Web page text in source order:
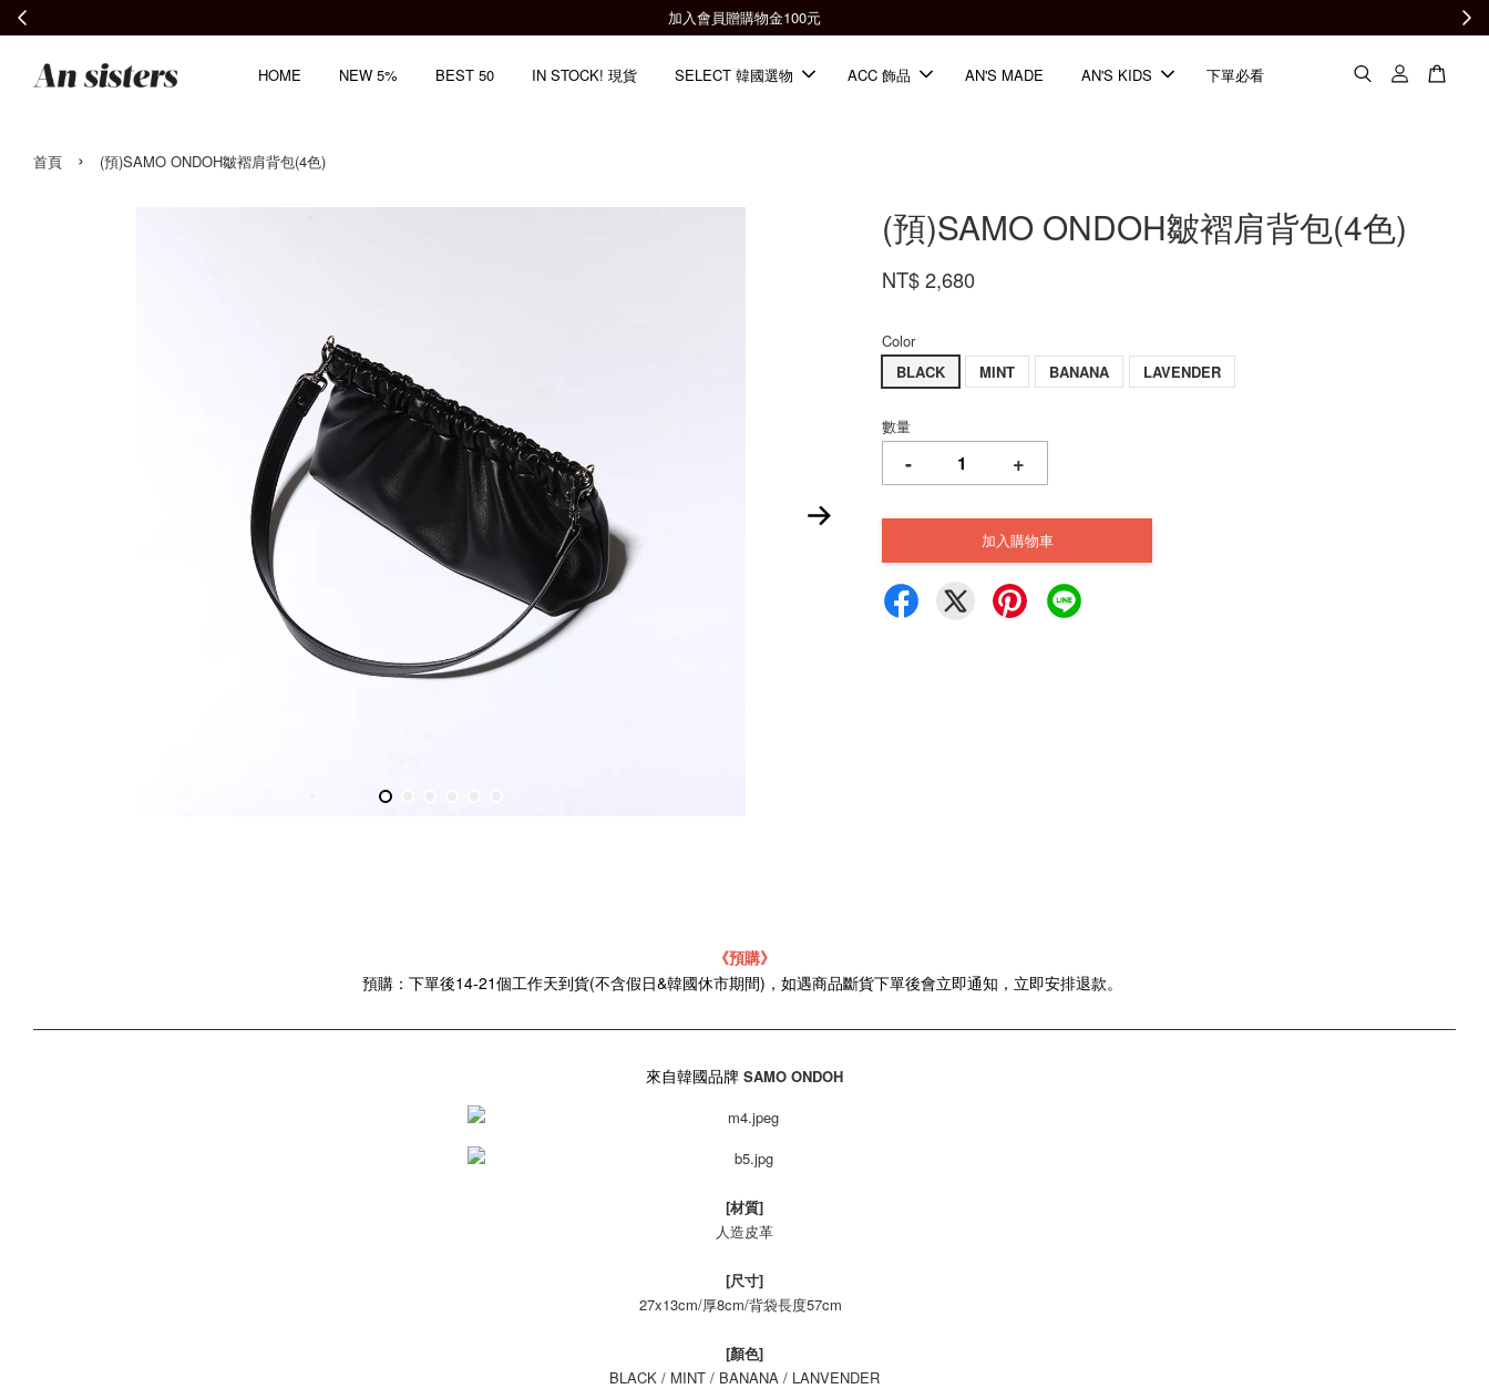
全館滿2000免運📦
HOME NEW 5% BEST 50 IN STOCK! 現貨 SELECT 韓國選物 ACC 飾品 AN'S MADE AN'S KIDS 下單必看
首頁 › (預)SAMO ONDOH皺褶肩背包(4色)
(預)SAMO ONDOH皺褶肩背包(4色)
NT$ 2,680
Color
BLACK
MINT BANANA LAVENDER
數量
- +
加入購物車
《預購》
預購：下單後14-21個工作天到貨(不含假日&韓國休市期間)，如遇商品斷貨下單後會立即通知，立即安排退款。
來自韓國品牌 SAMO ONDOH
[材質]
人造皮革
[尺寸]
27x13cm/厚8cm/背袋長度57cm
[顏色]
BLACK / MINT / BANANA / LANVENDER